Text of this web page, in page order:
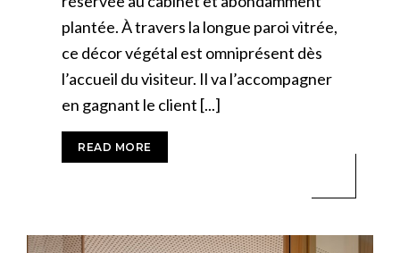
plantée. À travers la longue paroi vitrée,
ce décor végétal est omniprésent dès
l’accueil du visiteur. Il va l’accompagner
en gagnant le client [...]
READ MORE